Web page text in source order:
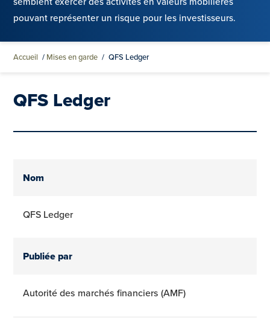
pouvant représenter un risque pour les investisseurs.
Accueil / Mises en garde / QFS Ledger
QFS Ledger
Nom
QFS Ledger
Publiée par
Autorité des marchés financiers (AMF)